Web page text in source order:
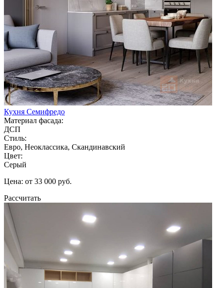
Кухня Семифредо
Материал фасада:
ДСП
Стиль:
Евро, Неоклассика, Скандинавский
Цвет:
Серый
Цена: от 33 000 руб.
Рассчитать